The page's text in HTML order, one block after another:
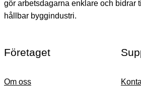
gör arbetsdagarna enklare och bidrar
hållbar byggindustri.
Företaget
Om oss